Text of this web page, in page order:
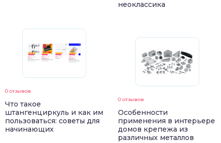
0 отзывов
Что такое
штангенциркуль и как им
пользоваться: советы для
начинающих
неоклассика
0 отзывов
Особенности
применения в интерьере
домов крепежа из
различных металлов